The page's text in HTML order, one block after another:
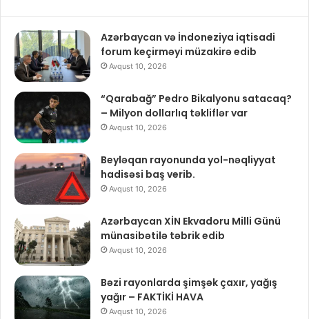
Azərbaycan və İndoneziya iqtisadi
forum keçirməyi müzakirə edib
Avqust 10, 2026
“Qarabağ” Pedro Bikalyonu satacaq?
– Milyon dollarlıq təkliflər var
Avqust 10, 2026
Beyləqan rayonunda yol-nəqliyyat
hadisəsi baş verib.
Avqust 10, 2026
Azərbaycan XİN Ekvadoru Milli Günü
münasibətilə təbrik edib
Avqust 10, 2026
Bəzi rayonlarda şimşək çaxır, yağış
yağır – FAKTİKİ HAVA
Avqust 10, 2026